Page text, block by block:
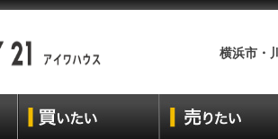
横浜市・